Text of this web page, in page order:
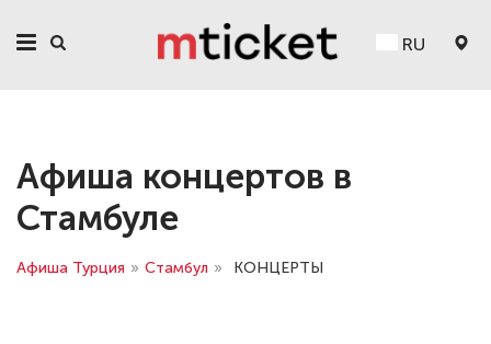
RU
Афиша концертов в
Стамбуле
Афиша Турция » Стамбул » КОНЦЕРТЫ